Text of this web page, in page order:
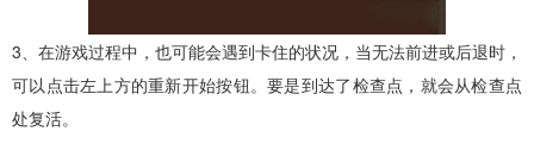
3、在游戏过程中，也可能会遇到卡住的状况，当无法前进或后退时，
可以点击左上方的重新开始按钮。要是到达了检查点，就会从检查点
处复活。